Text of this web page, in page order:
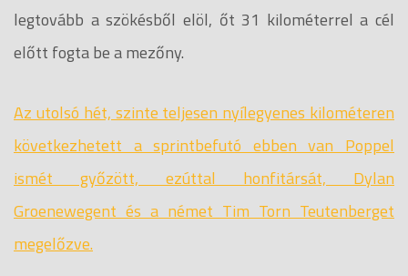
legtovább a szökésből elöl, őt 31 kilométerrel a cél
előtt fogta be a mezőny.
Az utolsó hét, szinte teljesen nyílegyenes kilométeren
következhetett a sprintbefutó ebben van Poppel
ismét győzött, ezúttal honfitársát, Dylan
Groenewegent és a német Tim Torn Teutenberget
megelőzve.